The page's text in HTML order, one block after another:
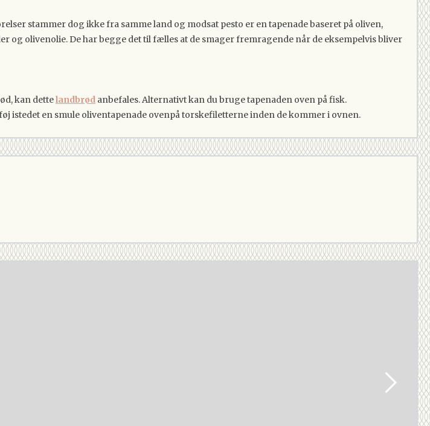
stammer dog ikke fra samme land og modsat pesto er en tapenade baseret på oliven,
olivenolie. De har begge det til fælles at de smager fremragende når de eksempelvis bliver
kan dettelandbrød anbefales. Alternativt kan du bruge tapenaden oven på fisk.
istedet en smule oliventapenade ovenpå torskefiletterne inden de kommer i ovnen.